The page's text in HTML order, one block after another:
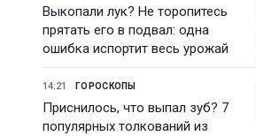
Выкопали лук? Не торопитесь
прятать его в подвал: одна
ошибка испортит весь урожай
14:21 ГОРОСКОПЫ
Приснилось, что выпал зуб? 7
популярных толкований из